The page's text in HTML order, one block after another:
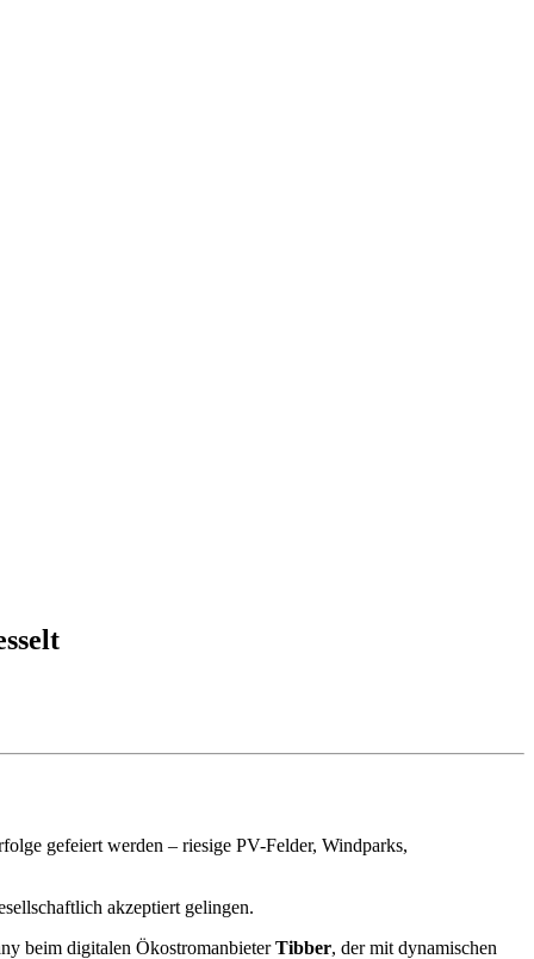
gefeiert werden – riesige PV-Felder, Windparks,
akzeptiert gelingen.
beim digitalen ÖkostromanbieterTibber, der mit dynamischen